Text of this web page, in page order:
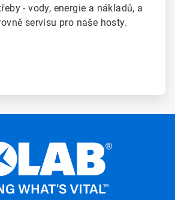
- vody, energie a nákladů, a
servisu pro naše hosty.